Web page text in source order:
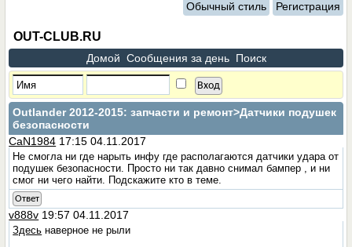
Обычный стиль Регистрация
OUT-CLUB.RU
Домой Сообщения за день Поиск
Outlander 2012-2015: запчасти и ремонт>Датчики подушек
безопасности
CaN1984 17:15 04.11.2017
Не смогла ни где нарыть инфу где располагаются датчики удара от
подушек безопасности. Просто ни так давно снимал бампер , и ни
смог ни чего найти. Подскажите кто в теме.
Ответ
v888v 19:57 04.11.2017
Здесь наверное не рыли